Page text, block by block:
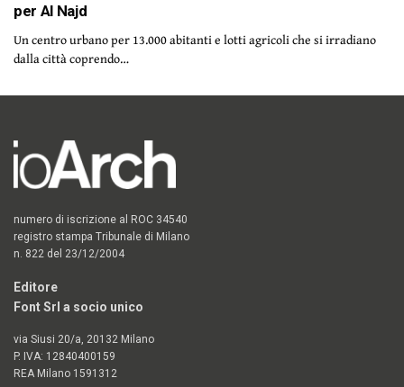
per Al Najd
Un centro urbano per 13.000 abitanti e lotti agricoli che si irradiano
dalla città coprendo…
numero di iscrizione al ROC 34540
registro stampa Tribunale di Milano
n. 822 del 23/12/2004
Editore
Font Srl a socio unico
via Siusi 20/a, 20132 Milano
P. IVA: 12840400159
REA Milano 1591312